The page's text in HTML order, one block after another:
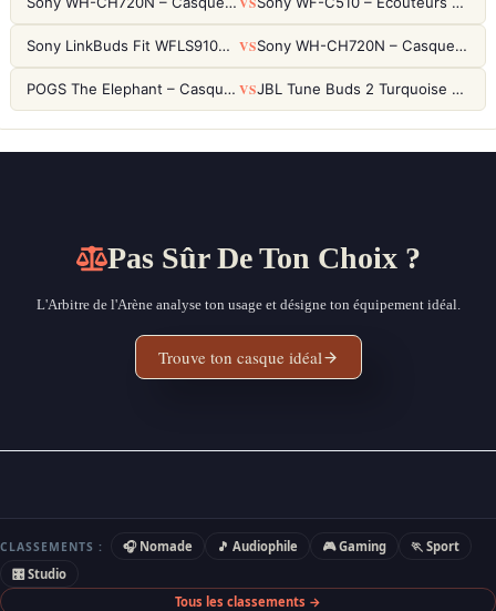
Sony LinkBuds Fit WFLS910NW Blanc – Écouteurs Sport Ailes ANC VS Sony WH-CH720N – Casque ANC 35h, Ultra-léger (192g) avec Processeur V1
POGS The Elephant – Casque Filaire Enfants 85dB POGS-Safe™ (Éco-Responsable) VS JBL Tune Buds 2 Turquoise – Écouteurs True Wireless avec ANC et autonomie 48h
Pas Sûr De Ton Choix ?
L'Arbitre de l'Arène analyse ton usage et désigne ton équipement idéal.
Trouve ton casque idéal
CLASSEMENTS : 🎧 Nomade 🎵 Audiophile 🎮 Gaming
🏃 Sport
🎛 Studio
Tous les classements →